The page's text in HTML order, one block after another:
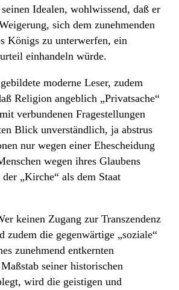
Idealen, wohlwissend, daß er
sich dem zunehmenden
Königs zu unterwerfen, ein
einhandeln würde.
moderne Leser, zudem
Religion angeblich „Privatsache“
verbundenen Fragestellungen
Blick unverständlich, ja abstrus
nur wegen einer Ehescheidung
wegen ihres Glaubens
„Kirche“ als dem Staat
keinen Zugang zur Transzendenz
zudem die gegenwärtige „soziale“
zunehmend entkernten
seiner historischen
wird die geistigen und